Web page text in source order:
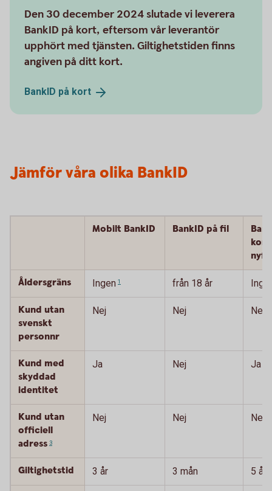
Den 30 december 2024 slutade vi leverera
BankID på kort, eftersom vår leverantör
upphört med tjänsten. Giltighetstiden finns
angiven på ditt kort.
BankID på kort
Jämför våra olika BankID
Mobilt BankID BankID på fil
kort
Åldersgräns Ingen 1 från 18 år
Kund utan
svenskt
personnr
Nej Nej Nej
Kund med
skyddad
identitet
Ja Nej Ja
Kund utan
officiell
adress 3
Nej Nej Nej
Giltighetstid 3 år 3 mån 5 år